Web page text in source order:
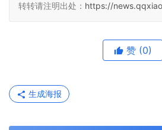
22pF±20%，耐压50V，-
了解更多射频无源器件，可关